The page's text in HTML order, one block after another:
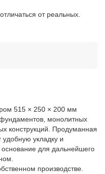
от реальных.
515 × 250 × 200 мм
фундаментов, монолитных
конструкций. Продуманная
удобную укладку и
для дальнейшего
производстве.